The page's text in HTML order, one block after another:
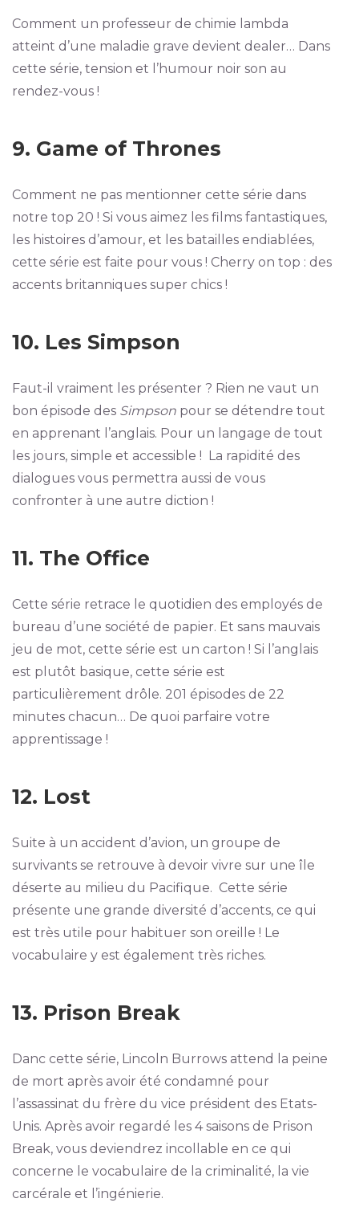
Comment un professeur de chimie lambda
atteint d’une maladie grave devient dealer… Dans
cette série, tension et l’humour noir son au
rendez-vous !
9. Game of Thrones
Comment ne pas mentionner cette série dans
notre top 20 ! Si vous aimez les films fantastiques,
les histoires d’amour, et les batailles endiablées,
cette série est faite pour vous ! Cherry on top : des
accents britanniques super chics !
10. Les Simpson
Faut-il vraiment les présenter ? Rien ne vaut un
bon épisode des Simpsonpour se détendre tout
en apprenant l’anglais. Pour un langage de tout
les jours, simple et accessible ! La rapidité des
dialogues vous permettra aussi de vous
confronter à une autre diction !
11. The Office
Cette série retrace le quotidien des employés de
bureau d’une société de papier. Et sans mauvais
jeu de mot, cette série est un carton ! Si l’anglais
est plutôt basique, cette série est
particulièrement drôle. 201 épisodes de 22
minutes chacun… De quoi parfaire votre
apprentissage !
12. Lost
Suite à un accident d’avion, un groupe de
survivants se retrouve à devoir vivre sur une île
déserte au milieu du Pacifique. Cette série
présente une grande diversité d’accents, ce qui
est très utile pour habituer son oreille ! Le
vocabulaire y est également très riches.
13. Prison Break
Danc cette série, Lincoln Burrows attend la peine
de mort après avoir été condamné pour
l’assassinat du frère du vice président des Etats-
Unis. Après avoir regardé les 4 saisons de Prison
Break, vous deviendrez incollable en ce qui
concerne le vocabulaire de la criminalité, la vie
carcérale et l’ingénierie.